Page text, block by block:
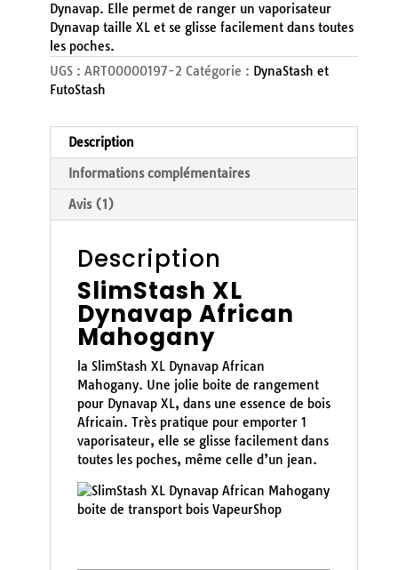
Dynavap. Elle permet de ranger un vaporisateur
Dynavap taille XL et se glisse facilement dans toutes
les poches.
UGS : ART00000197-2 Catégorie : DynaStash et
FutoStash
Description
Informations complémentaires
Avis (1)
Description
SlimStash XL
Dynavap African
Mahogany
la SlimStash XL Dynavap African
Mahogany. Une jolie boite de rangement
pour Dynavap XL, dans une essence de bois
Africain. Très pratique pour emporter 1
vaporisateur, elle se glisse facilement dans
toutes les poches, même celle d’un jean.